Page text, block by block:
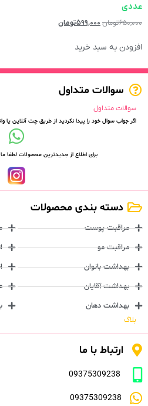
عددی
۶۵۰,۰۰۰تومان ۵۹۹,۰۰۰تومان
افزودن به سبد خرید
سوالات متداول
سوالات متداول
اگر جواب سوال خود را پیدا نکردید از طریق چت آنلاین یا
برای اطلاع از جدیدترین محصولات لطفا ما
دسته بندی محصولات
مراقبت پوست
مراقبت مو
بهداشت بانوان
بهداشت آقایان
بهداشت دهان
بلاگ
ارتباط با ما
09375309238
09375309238